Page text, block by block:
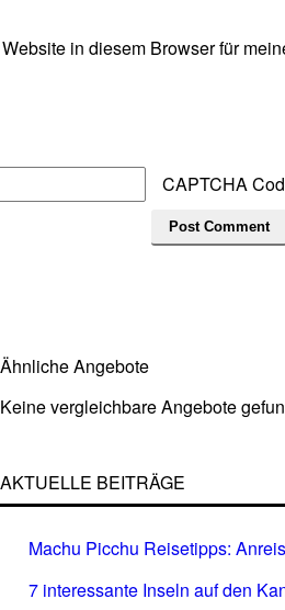
in diesem Browser für
CAPTCHA
Ähnliche Angebote
Keine vergleichbare Angebote
AKTUELLE BEITRÄGE
Machu Picchu Reisetipps:
7 interessante Inseln auf den